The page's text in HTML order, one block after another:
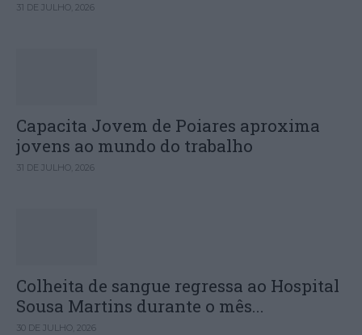
31 DE JULHO, 2026
Capacita Jovem de Poiares aproxima
jovens ao mundo do trabalho
31 DE JULHO, 2026
Colheita de sangue regressa ao Hospital
Sousa Martins durante o mês...
30 DE JULHO, 2026